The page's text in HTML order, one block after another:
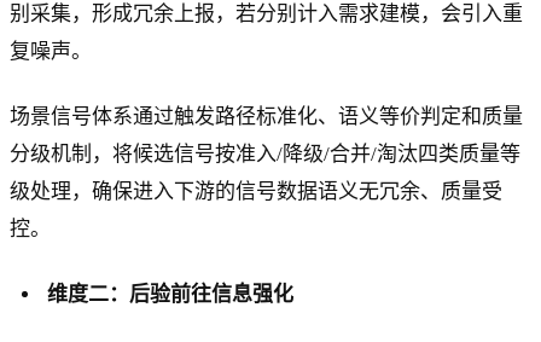
别采集，形成冗余上报，若分别计入需求建模，会引入重
复噪声。
场景信号体系通过触发路径标准化、语义等价判定和质量
分级机制，将候选信号按准入/降级/合并/淘汰四类质量等
级处理，确保进入下游的信号数据语义无冗余、质量受
控。
维度二：后验前往信息强化